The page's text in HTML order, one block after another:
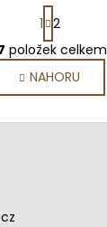
O
v
l
á
S
t
r
á
n
k
1 2
položek celkem
NAHORU